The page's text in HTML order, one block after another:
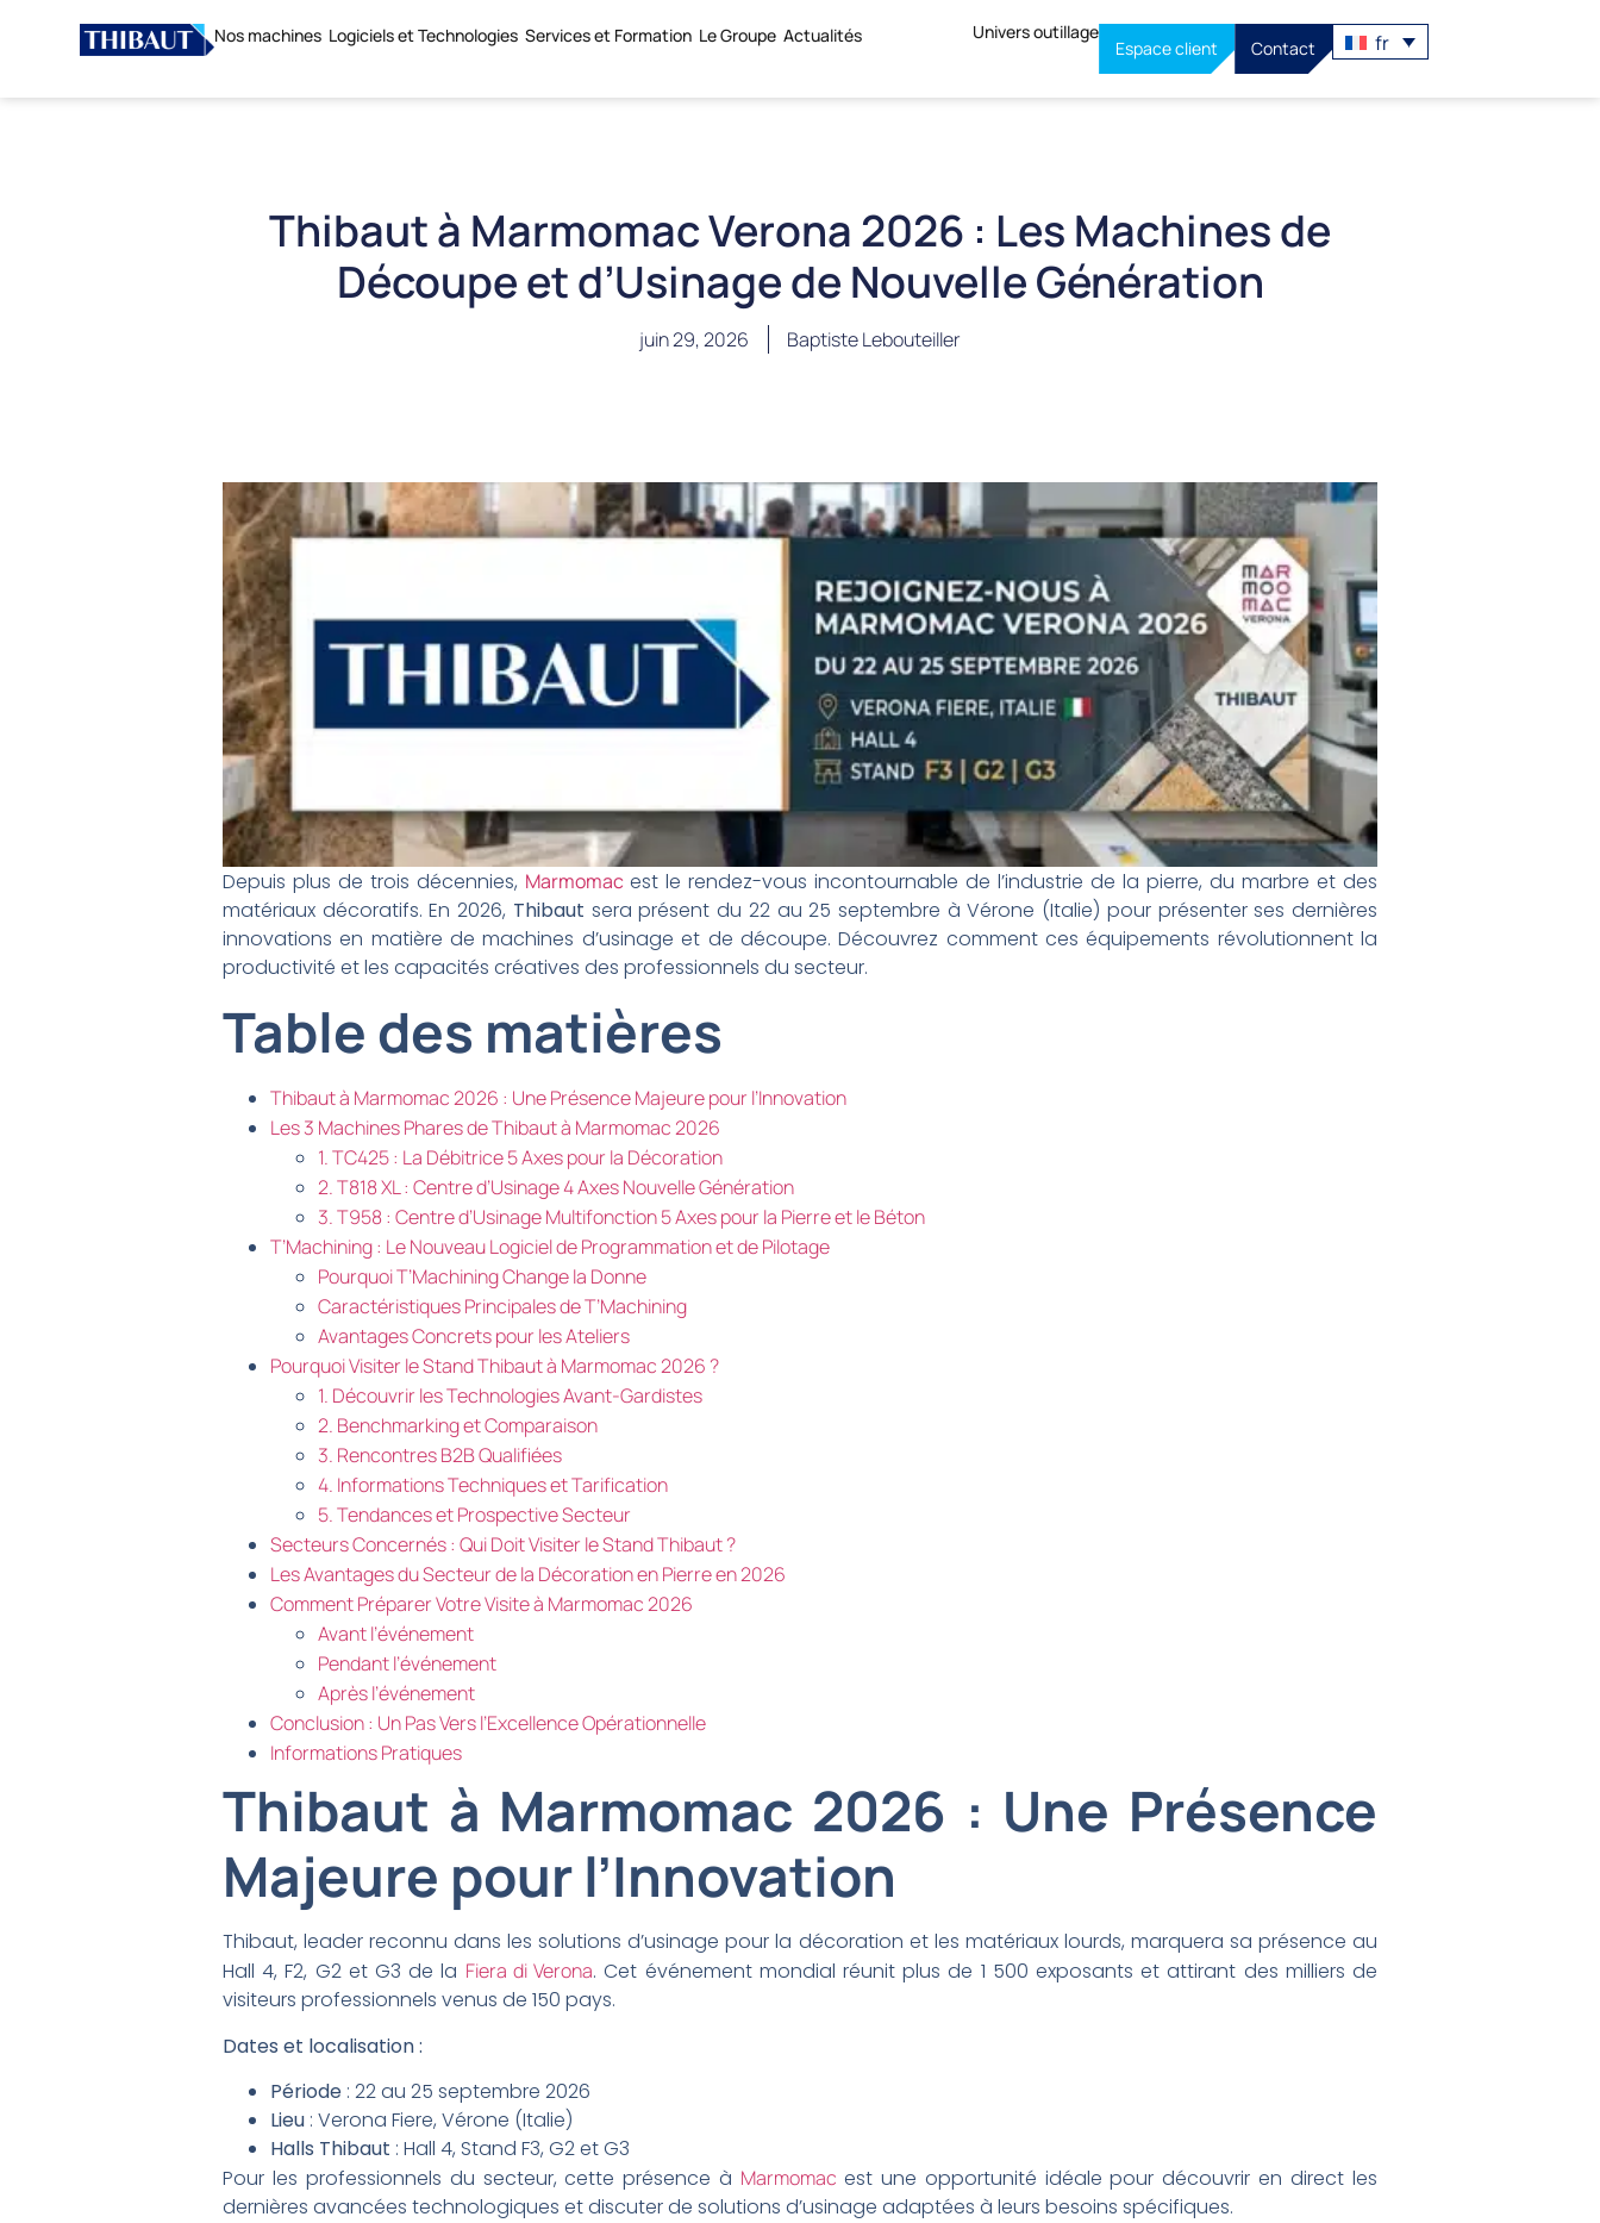
Nos machines Logiciels et Technologies Services et Formation Le Groupe Actualités Univers outillage
Espace client Contact fr
Thibaut à Marmomac Verona 2026 : Les Machines de
Découpe et d’Usinage de Nouvelle Génération
juin 29, 2026 Baptiste Lebouteiller
Depuis plus de trois décennies, Marmomac est le rendez-vous incontournable de l’industrie de la pierre, du marbre et des
matériaux décoratifs. En 2026, Thibaut sera présent du 22 au 25 septembre à Vérone (Italie) pour présenter ses dernières
innovations en matière de machines d’usinage et de découpe. Découvrez comment ces équipements révolutionnent la
productivité et les capacités créatives des professionnels du secteur.
Table des matières
Thibaut à Marmomac 2026 : Une Présence Majeure pour l’Innovation
Les 3 Machines Phares de Thibaut à Marmomac 2026
1. TC425 : La Débitrice 5 Axes pour la Décoration
2. T818 XL : Centre d’Usinage 4 Axes Nouvelle Génération
3. T958 : Centre d’Usinage Multifonction 5 Axes pour la Pierre et le Béton
T’Machining : Le Nouveau Logiciel de Programmation et de Pilotage
Pourquoi T’Machining Change la Donne
Caractéristiques Principales de T’Machining
Avantages Concrets pour les Ateliers
Pourquoi Visiter le Stand Thibaut à Marmomac 2026 ?
1. Découvrir les Technologies Avant-Gardistes
2. Benchmarking et Comparaison
3. Rencontres B2B Qualifiées
4. Informations Techniques et Tarification
5. Tendances et Prospective Secteur
Secteurs Concernés : Qui Doit Visiter le Stand Thibaut ?
Les Avantages du Secteur de la Décoration en Pierre en 2026
Comment Préparer Votre Visite à Marmomac 2026
Avant l’événement
Pendant l’événement
Après l’événement
Conclusion : Un Pas Vers l’Excellence Opérationnelle
Informations Pratiques
Thibaut à Marmomac 2026 : Une Présence
Majeure pour l’Innovation
Thibaut, leader reconnu dans les solutions d’usinage pour la décoration et les matériaux lourds, marquera sa présence au
Hall 4, F2, G2 et G3 de la Fiera di Verona. Cet événement mondial réunit plus de 1 500 exposants et attirant des milliers de
visiteurs professionnels venus de 150 pays.
Dates et localisation :
Période : 22 au 25 septembre 2026
Lieu : Verona Fiere, Vérone (Italie)
Halls Thibaut : Hall 4, Stand F3, G2 et G3
Pour les professionnels du secteur, cette présence à Marmomac est une opportunité idéale pour découvrir en direct les
dernières avancées technologiques et discuter de solutions d’usinage adaptées à leurs besoins spécifiques.